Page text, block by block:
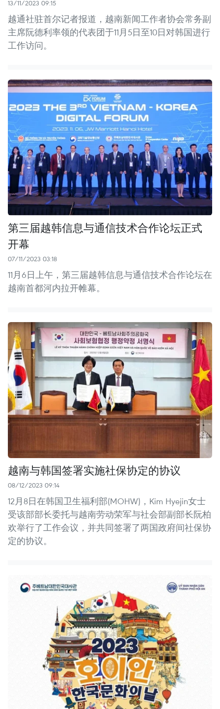
13/11/2023 09:15
越通社驻首尔记者报道，越南新闻工作者协会常务副
主席阮德利率领的代表团于11月5日至10日对韩国进行
工作访问。
第三届越韩信息与通信技术合作论坛正式
开幕
07/11/2023 03:18
11月6日上午，第三届越韩信息与通信技术合作论坛在
越南首都河内拉开帷幕。
越南与韩国签署实施社保协定的协议
08/12/2023 09:14
12月8日在韩国卫生福利部(MOHW)，Kim Hyejin女士
受该部部长委托与越南劳动荣军与社会部副部长阮柏
欢举行了工作会议，并共同签署了两国政府间社保协
定的协议。